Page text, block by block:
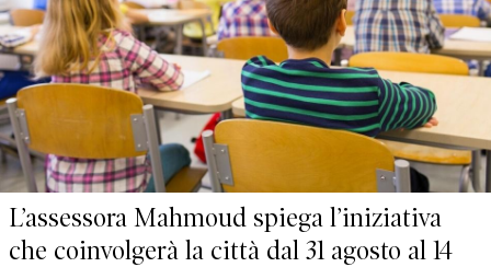
L’assessora Mahmoud spiega l’iniziativa
che coinvolgerà la città dal 31 agosto al 14